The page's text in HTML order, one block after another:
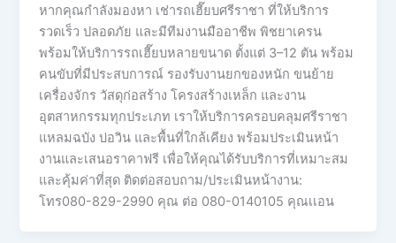
หากคุณกำลังมองหา เช่ารถเฮี๊ยบศรีราชา ที่ให้บริการ
รวดเร็ว ปลอดภัย และมีทีมงานมืออาชีพ พิชยาเครน
พร้อมให้บริการรถเฮี๊ยบหลายขนาด ตั้งแต่ 3–12 ตัน พร้อม
คนขับที่มีประสบการณ์ รองรับงานยกของหนัก ขนย้าย
เครื่องจักร วัสดุก่อสร้าง โครงสร้างเหล็ก และงาน
อุตสาหกรรมทุกประเภท เราให้บริการครอบคลุมศรีราชา
แหลมฉบัง บ่อวิน และพื้นที่ใกล้เคียง พร้อมประเมินหน้า
งานและเสนอราคาฟรี เพื่อให้คุณได้รับบริการที่เหมาะสม
และคุ้มค่าที่สุด ติดต่อสอบถาม/ประเมินหน้างาน:
โทร080-829-2990 คุณ ต่อ 080-0140105 คุณเเอน